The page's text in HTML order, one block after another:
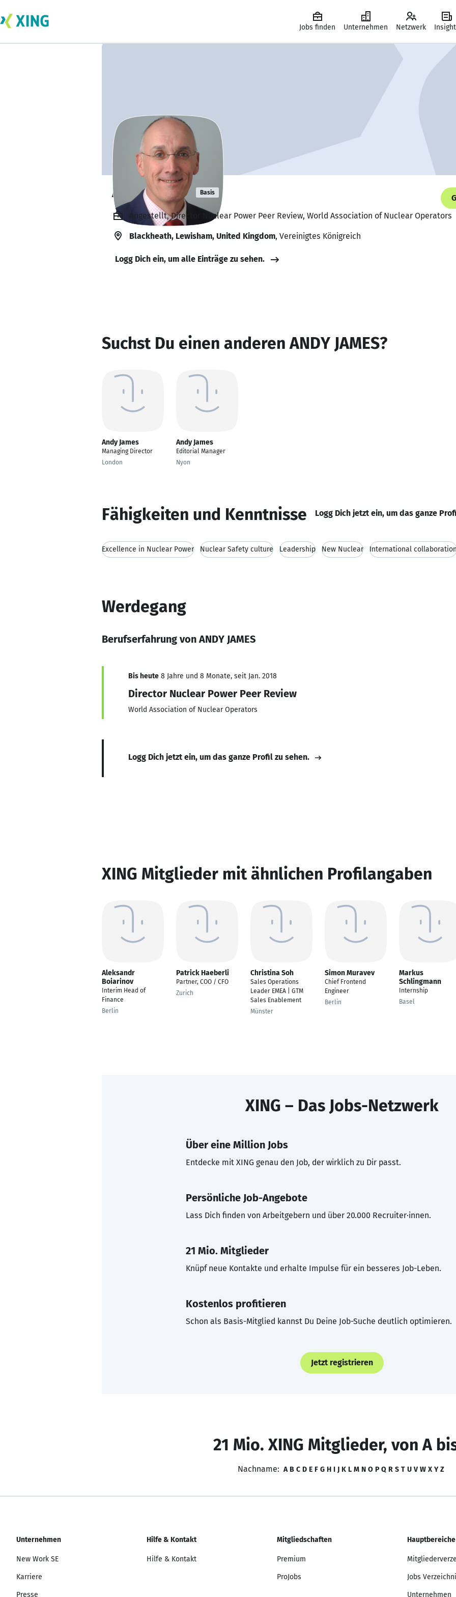
Jobs finden Unternehmen Netzwerk
ANDY JAMES Basis
Angestellt, Director Nuclear Power Peer Review, World Association of Nuclear Operators
Blackheath, Lewisham, United Kingdom, Vereinigtes Königreich
Logg Dich ein, um alle Einträge zu sehen.
Suchst Du einen anderen ANDY JAMES?
Andy James
Managing Director
London
Andy James
Editorial Manager
Nyon
Fähigkeiten und Kenntnisse Logg Dich jetzt ein, um das ganze
Excellence in Nuclear Power Nuclear Safety culture Leadership New Nuclear International
Werdegang
Berufserfahrung von ANDY JAMES
Bis heute 8 Jahre und 8 Monate, seit Jan. 2018
Director Nuclear Power Peer Review
World Association of Nuclear Operators
Logg Dich jetzt ein, um das ganze Profil zu sehen.
XING Mitglieder mit ähnlichen Profilangaben
Aleksandr
Boiarinov
Interim Head of
Finance
Berlin
Patrick Haeberli
Partner, COO / CFO
Zurich
Christina Soh
Sales Operations
Leader EMEA | GTM
Sales Enablement
Münster
Simon Muravev
Chief Frontend
Engineer
Berlin
Markus
Schlingmann
Internship
Basel
XING – Das Jobs-Netzwerk
Über eine Million Jobs
Entdecke mit XING genau den Job, der wirklich zu Dir passt.
Persönliche Job-Angebote
Lass Dich finden von Arbeitgebern und über 20.000 Recruiter·innen.
21 Mio. Mitglieder
Knüpf neue Kontakte und erhalte Impulse für ein besseres Job-Leben.
Kostenlos profitieren
Schon als Basis-Mitglied kannst Du Deine Job-Suche deutlich optimieren.
Jetzt registrieren
21 Mio. XING Mitglieder, von A
Nachname: A B C D E F G H I J K L M N O P Q R S T U V W X Y Z
Unternehmen
New Work SE
Karriere
Presse
Hilfe & Kontakt
Hilfe & Kontakt
Mitgliedschaften
Premium
ProJobs
Hauptbereiche
Jobs
Unternehmen